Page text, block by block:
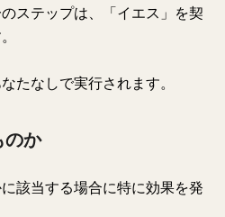
ステップは、「イエス」を契
たなしで実行されます。
のか
該当する場合に特に効果を発